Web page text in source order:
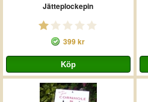
Jätteplockepin
399 kr